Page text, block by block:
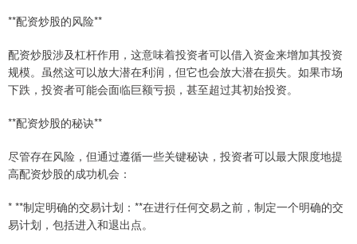
**配资炒股的风险**
配资炒股涉及杠杆作用，这意味着投资者可以借入资金来增加其投资
规模。虽然这可以放大潜在利润，但它也会放大潜在损失。如果市场
下跌，投资者可能会面临巨额亏损，甚至超过其初始投资。
**配资炒股的秘诀**
尽管存在风险，但通过遵循一些关键秘诀，投资者可以最大限度地提
高配资炒股的成功机会：
* **制定明确的交易计划：**在进行任何交易之前，制定一个明确的交
易计划，包括进入和退出点。